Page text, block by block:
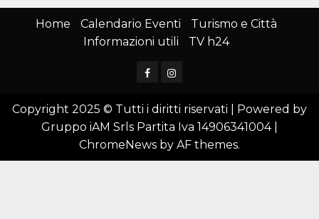
Home Calendario Eventi
Turismo e Città
Informazioni utili
TV h24
FacebookInstagram
Copyright 2025 © Tutti i diritti riservati | Powered by
Gruppo iAM Srls Partita Iva 14906341004
ChromeNews by AF themes.